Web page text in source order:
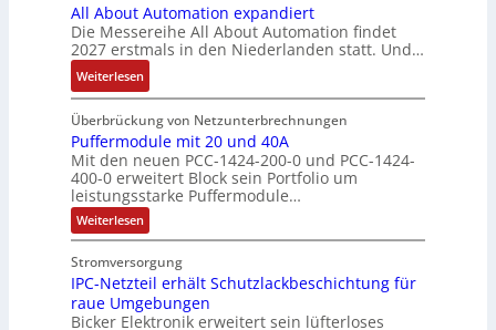
t
a
u
f
n
a
h
m
e
,
g
p
r
ä
S
y
s
t
e
m
e
h
r
e
r
u
m
V
o
r
s
n
d
g
e
b
n
i
s
s
e
b
e
s
ä
t
i
n
d
M
a
r
k
e
t
i
n
g
e
i
t
h
t
S
t
r
u
k
t
u
r
i
s
2
0
3
6
f
e
h
l
e
n
4
,
3
All About Automation expandiert
Die Messereihe All About Automation findet
2027 erstmals in den Niederlanden statt. Und…
Weiterlesen:
A
l
l
A
b
o
u
t
A
u
t
Überbrückung von Netzunterbrechnungen
Puffermodule mit 20 und 40A
Mit den neuen PCC-1424-200-0 und PCC-1424-
400-0 erweitert Block sein Portfolio um
leistungsstarke Puffermodule…
Weiterlesen:
P
f
f
r
Stromversorgung
IPC-Netzteil erhält Schutzlackbeschichtung für
raue Umgebungen
Bicker Elektronik erweitert sein lüfterloses